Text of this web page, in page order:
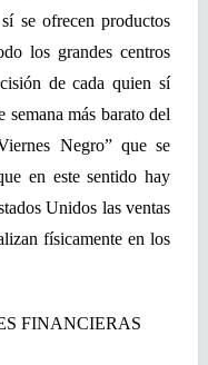
se ofrecen productos
los grandes centros
de cada quien sí
más barato del
Negro” que se
en este sentido hay
Unidos las ventas
físicamente en los
FINANCIERAS